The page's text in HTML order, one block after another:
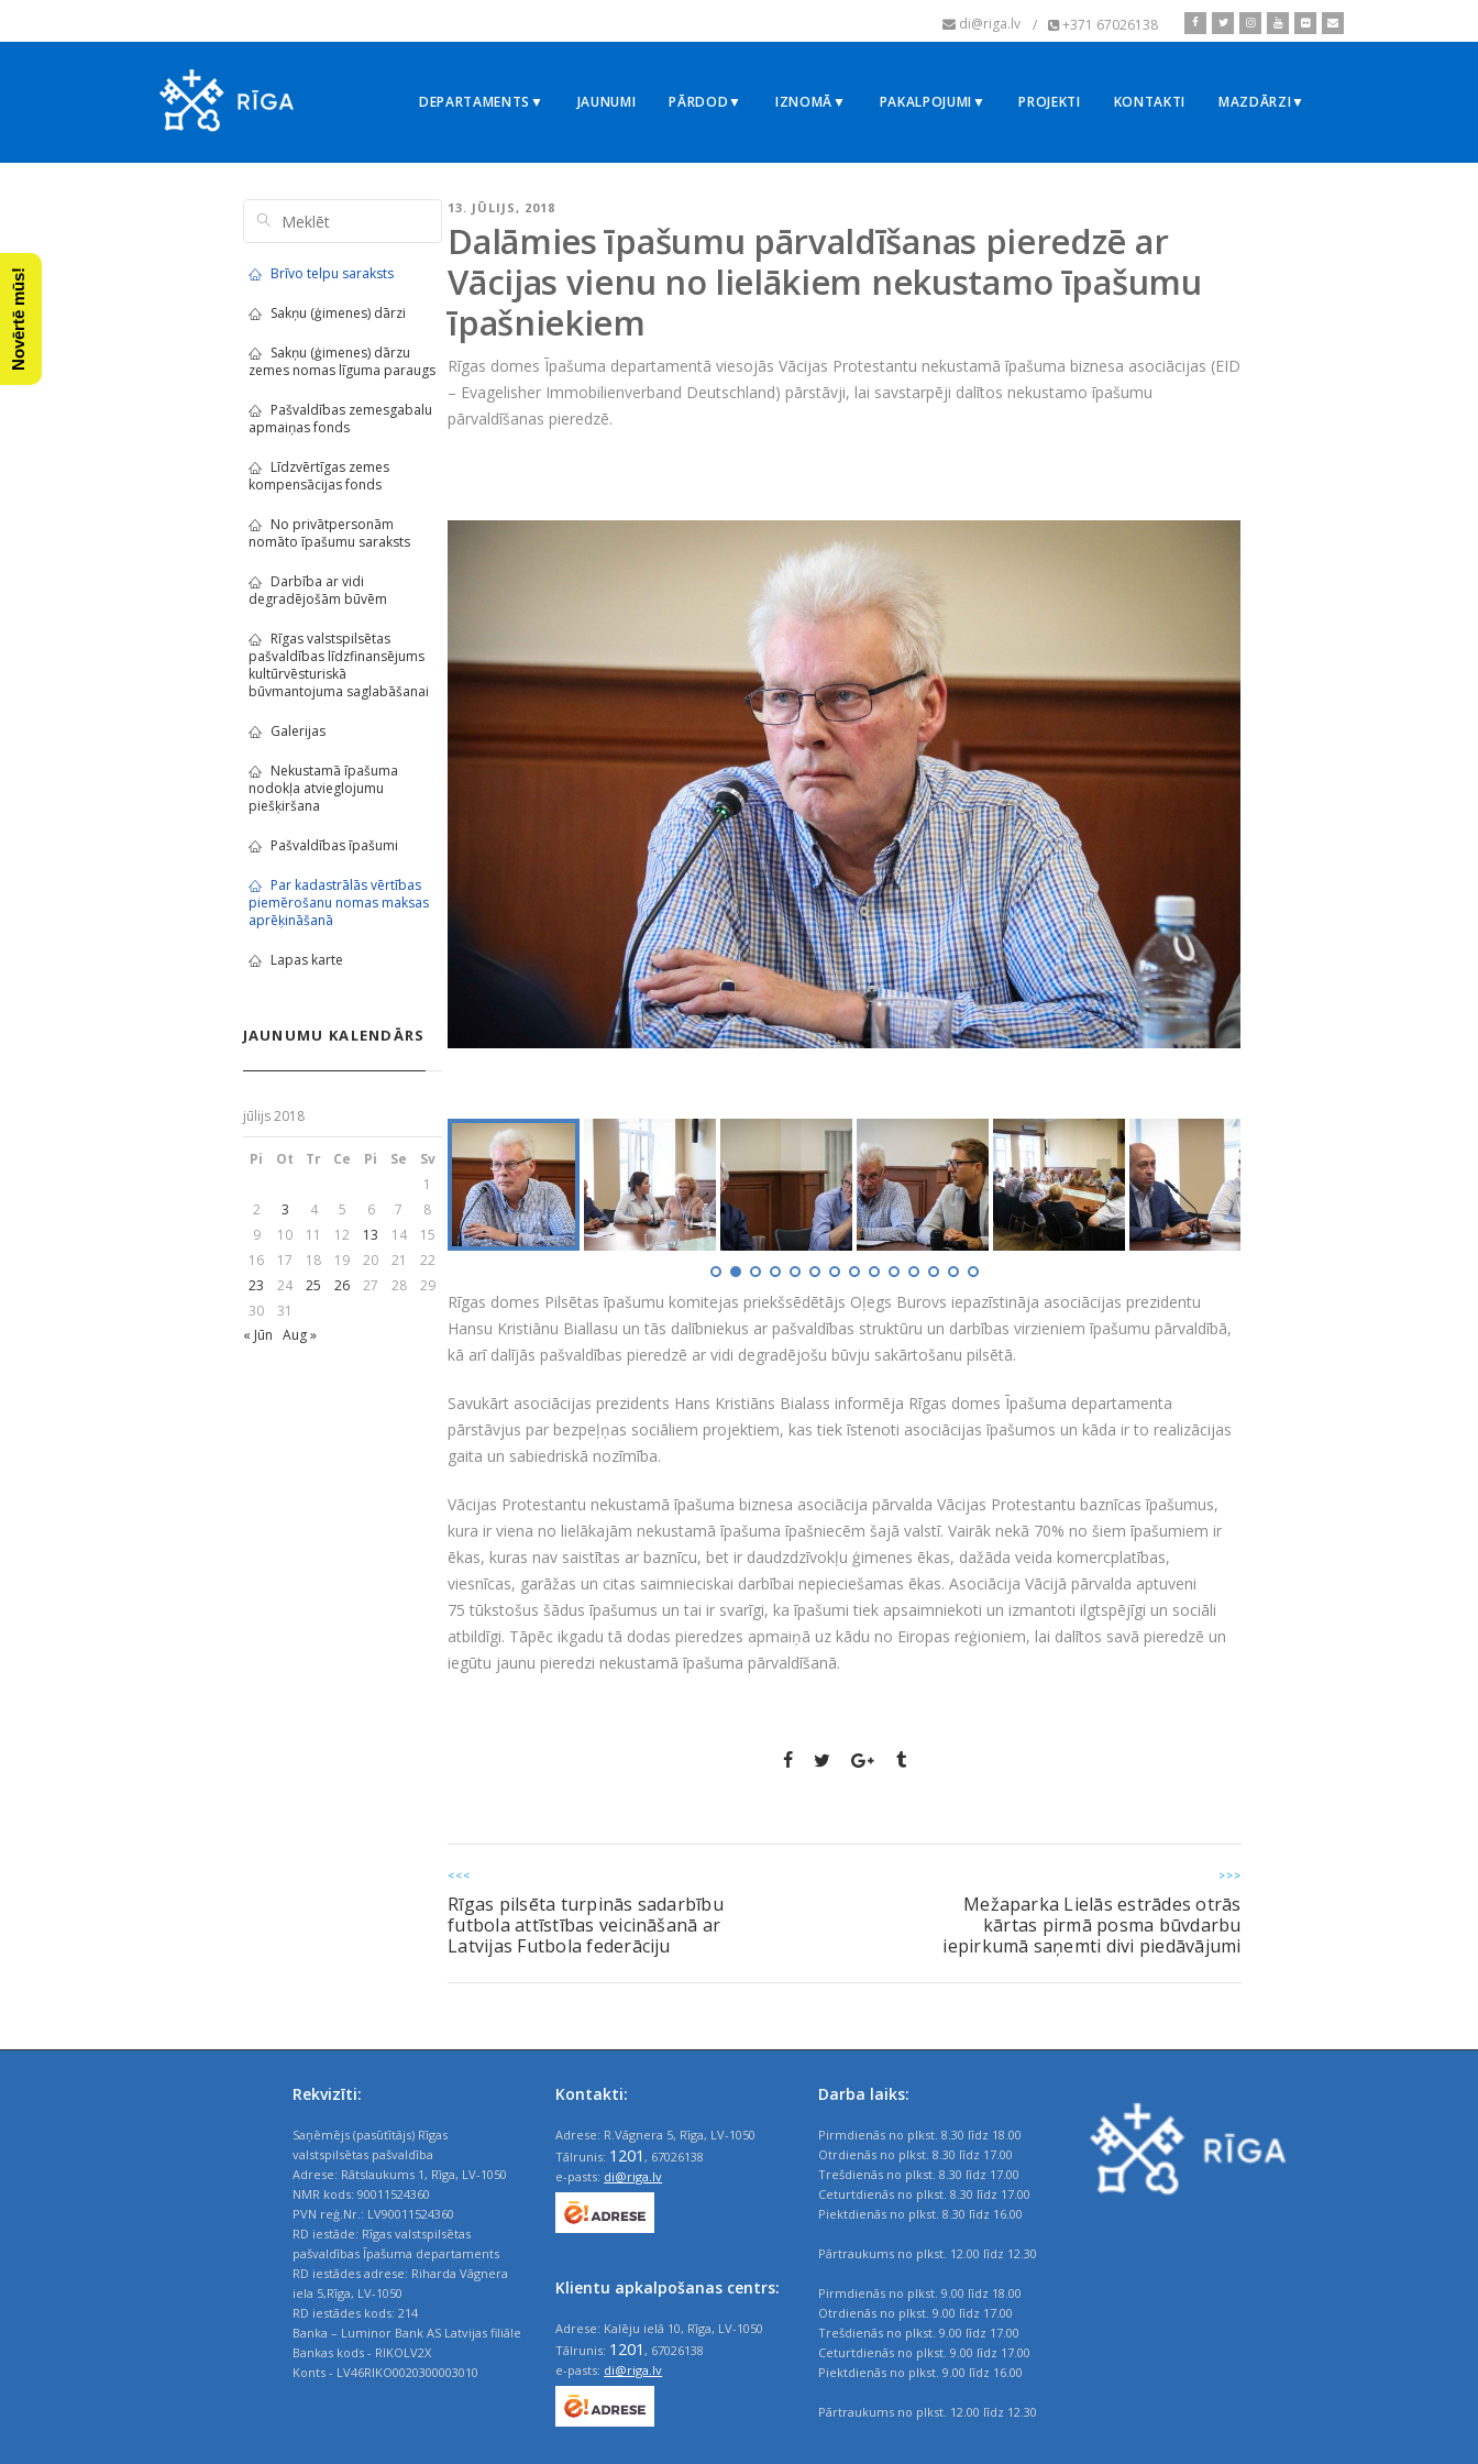
di@riga.lv / +371 67026138
DEPARTAMENTS▼ JAUNUMI PĀRDOD▼ IZNOMĀ▼ PAKALPOJUMI▼ PROJEKTI KONTAKTI MAZDĀRZI▼
13. JŪLIJS, 2018
Dalāmies īpašumu pārvaldīšanas pieredzē ar
Vācijas vienu no lielākiem nekustamo īpašumu
īpašniekiem
Rīgas domes Īpašuma departamentā viesojās Vācijas Protestantu nekustamā īpašuma biznesa asociācijas (EID
– Evagelisher Immobilienverband Deutschland) pārstāvji, lai savstarpēji dalītos nekustamo īpašumu
pārvaldīšanas pieredzē.
Rīgas domes Pilsētas īpašumu komitejas priekšsēdētājs Oļegs Burovs iepazīstināja asociācijas prezidentu
Hansu Kristiānu Biallasu un tās dalībniekus ar pašvaldības struktūru un darbības virzieniem īpašumu pārvaldībā,
kā arī dalījās pašvaldības pieredzē ar vidi degradējošu būvju sakārtošanu pilsētā.
Savukārt asociācijas prezidents Hans Kristiāns Bialass informēja Rīgas domes Īpašuma departamenta
pārstāvjus par bezpeļņas sociāliem projektiem, kas tiek īstenoti asociācijas īpašumos un kāda ir to realizācijas
gaita un sabiedriskā nozīmība.
Vācijas Protestantu nekustamā īpašuma biznesa asociācija pārvalda Vācijas Protestantu baznīcas īpašumus,
kura ir viena no lielākajām nekustamā īpašuma īpašniecēm šajā valstī. Vairāk nekā 70% no šiem īpašumiem ir
ēkas, kuras nav saistītas ar baznīcu, bet ir daudzdzīvokļu ģimenes ēkas, dažāda veida komercplatības,
viesnīcas, garāžas un citas saimnieciskai darbībai nepieciešamas ēkas. Asociācija Vācijā pārvalda aptuveni
75 tūkstošus šādus īpašumus un tai ir svarīgi, ka īpašumi tiek apsaimniekoti un izmantoti ilgtspējīgi un sociāli
atbildīgi. Tāpēc ikgadu tā dodas pieredzes apmaiņā uz kādu no Eiropas reģioniem, lai dalītos savā pieredzē un
iegūtu jaunu pieredzi nekustamā īpašuma pārvaldīšanā.
<<<
Rīgas pilsēta turpinās sadarbību
futbola attīstības veicināšanā ar
Latvijas Futbola federāciju
>>>
Mežaparka Lielās estrādes otrās
kārtas pirmā posma būvdarbu
iepirkumā saņemti divi piedāvājumi
Brīvo telpu saraksts
Sakņu (ģimenes) dārzi
Sakņu (ģimenes) dārzu
zemes nomas līguma paraugs
Pašvaldības zemesgabalu
apmaiņas fonds
Līdzvērtīgas zemes
kompensācijas fonds
No privātpersonām
nomāto īpašumu saraksts
Darbība ar vidi
degradējošām būvēm
Rīgas valstspilsētas
pašvaldības līdzfinansējums
kultūrvēsturiskā
būvmantojuma saglabāšanai
Galerijas
Nekustamā īpašuma
nodokļa atvieglojumu
piešķiršana
Pašvaldības īpašumi
Par kadastrālās vērtības
piemērošanu nomas maksas
aprēķināšanā
Lapas karte
JAUNUMU KALENDĀRS
jūlijs 2018
Pi Ot Tr Ce Pi Se
Sv
1
2
3 4 5 6 7
8
9
10 11 12 13 14
15
16
17 18 19 20 21
22
23
24 25 26 27 28
29
30
31
« Jūn Aug »
Rekvizīti:
Saņēmējs (pasūtītājs) Rīgas
valstspilsētas pašvaldība
Adrese: Rātslaukums 1, Rīga, LV-1050
NMR kods: 90011524360
PVN reģ.Nr.: LV90011524360
RD iestāde: Rīgas valstspilsētas
pašvaldības Īpašuma departaments
RD iestādes adrese: Riharda Vāgnera
iela 5,Rīga, LV-1050
RD iestādes kods: 214
Banka – Luminor Bank AS Latvijas filiāle
Bankas kods - RIKOLV2X
Konts - LV46RIKO0020300003010
Kontakti:
Adrese: R.Vāgnera 5, Rīga, LV-1050
Tālrunis: 1201 , 67026138
e-pasts: di@riga.lv
Klientu apkalpošanas centrs:
Adrese: Kalēju ielā 10, Rīga, LV-1050
Tālrunis: 1201 , 67026138
e-pasts: di@riga.lv
Darba laiks:
Pirmdienās no plkst. 8.30 līdz 18.00
Otrdienās no plkst. 8.30 līdz 17.00
Trešdienās no plkst. 8.30 līdz 17.00
Ceturtdienās no plkst. 8.30 līdz 17.00
Piektdienās no plkst. 8.30 līdz 16.00
Pārtraukums no plkst. 12.00 līdz 12.30
Pirmdienās no plkst. 9.00 līdz 18.00
Otrdienās no plkst. 9.00 līdz 17.00
Trešdienās no plkst. 9.00 līdz 17.00
Ceturtdienās no plkst. 9.00 līdz 17.00
Piektdienās no plkst. 9.00 līdz 16.00
Pārtraukums no plkst. 12.00 līdz 12.30
Novērtē mūs!